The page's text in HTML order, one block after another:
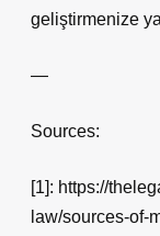
geliştirmenize
—
Sources:
[1]: https://
law/sources-of-